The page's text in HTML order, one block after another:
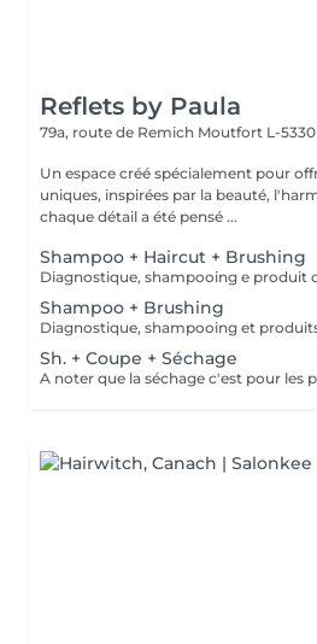
Reflets by Paula
79a, route de Remich Moutfort L-5330
Un espace créé spécialement pour
uniques, inspirées par la beauté,
chaque détail a été pensé ...
Shampoo + Haircut + Brushing
Diagnostique, shampooing e produit
Shampoo + Brushing
Diagnostique, shampooing et
Sh. + Coupe + Séchage